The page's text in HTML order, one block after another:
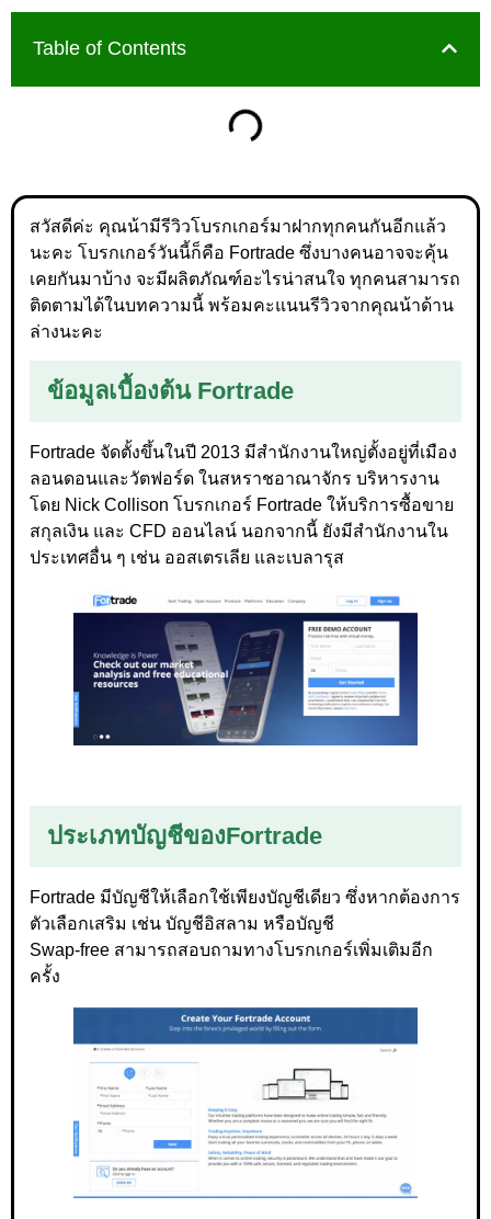
Table of Contents
สวัสดีค่ะ คุณน้ามีรีวิวโบรกเกอร์มาฝากทุกคนกันอีกแล้ว
นะคะ โบรกเกอร์วันนี้ก็คือ Fortrade ซึ่งบางคนอาจจะคุ้น
เคยกันมาบ้าง จะมีผลิตภัณฑ์อะไรน่าสนใจ ทุกคนสามารถ
ติดตามได้ในบทความนี้ พร้อมคะแนนรีวิวจากคุณน้าด้าน
ล่างนะคะ
ข้อมูลเบื้องต้น Fortrade
Fortrade จัดตั้งขึ้นในปี 2013 มีสำนักงานใหญ่ตั้งอยู่ที่เมือง
ลอนดอนและวัตฟอร์ด ในสหราชอาณาจักร บริหารงาน
โดย Nick Collison โบรกเกอร์ Fortrade ให้บริการซื้อขาย
สกุลเงิน และ CFD ออนไลน์ นอกจากนี้ ยังมีสำนักงานใน
ประเทศอื่น ๆ เช่น ออสเตรเลีย และเบลารุส
ประเภทบัญชีของFortrade
Fortrade มีบัญชีให้เลือกใช้เพียงบัญชีเดียว ซึ่งหากต้องการ
ตัวเลือกเสริม เช่น บัญชีอิสลาม หรือบัญชี
Swap-free สามารถสอบถามทางโบรกเกอร์เพิ่มเติมอีก
ครั้ง